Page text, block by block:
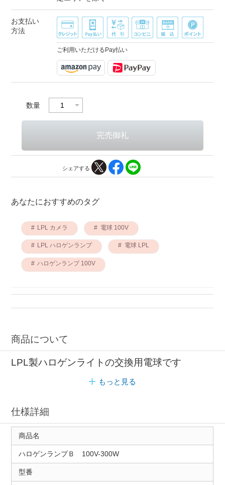
お支払い
方法
ご利用いただけるPay払い
数量
シェアする
あなたにおすすめのタグ
LPL カメラ 電球 100V
LPL ハロゲンランプ 電球 LPL
ハロゲンランプ 100V
商品について
LPL製ハロゲンライトの交換用電球です
もっと見る
仕様詳細
商品名
ハロゲンランプＢ 100V-300W
型番